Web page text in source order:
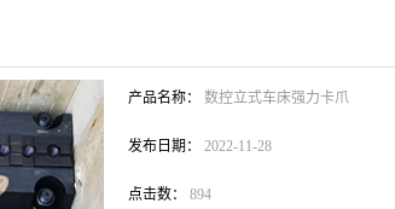
产品名称： 数控立式车床强力卡爪
发布日期： 2022-11-28
点击数： 894